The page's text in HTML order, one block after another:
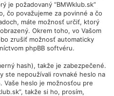
je požadovaný “BMWklub.sk”
čo považujeme za povinné a čo
máte možnosť určiť, ktorý
Okrem toho, vo Vašom
zrušiť možnosť automaticky
phpBB softvéru.
hash), takže je zabezpečené.
ste nepoužívali rovnaké heslo na
Vaše heslo je možnosťou pre
takže si ho, prosím,